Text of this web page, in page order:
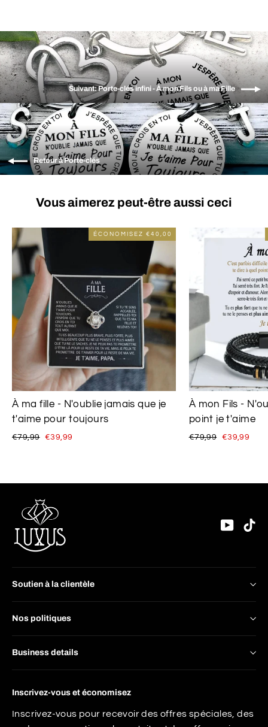
Suivant: Porte-clés infini - À mon Fils ou à ma Fille
Retour à Porte-clés
Vous aimerez peut-être aussi ceci
ÉCONOMISEZ €40,00
À ma fille - N'oublie jamais que je
t'aime pour toujours
Prix
€79,99 Prix
€39,99
À mon Fils -
point je t'aime
Prix
€79,99 Prix
€39,99
Soutien à la clientèle
Nos politiques
Business details
Inscrivez-vous et économisez
Inscrivez-vous pour recevoir des offres spéciales, des